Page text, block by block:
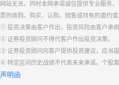
网站无关。同时本网承诺诚信提供专业服务
票的收购、购买、认购、抛售或持有的邀约或
① 投资决策由客户作出，投资风险由客户承担
② 证券投资顾问不得代客户作出投资决策。
③ 证券投资顾问向客户提供投资建议，应当
④ 特定区间历史战绩不代表未来承诺。个股
声明函